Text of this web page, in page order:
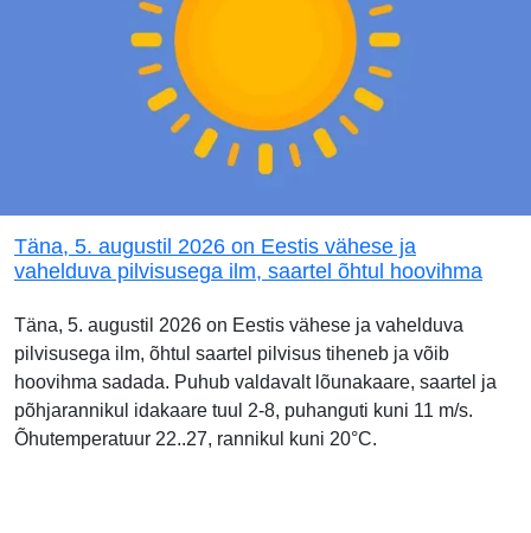
Täna, 5. augustil 2026 on Eestis vähese ja
vahelduva pilvisusega ilm, saartel õhtul hoovihma
Täna, 5. augustil 2026 on Eestis vähese ja vahelduva
pilvisusega ilm, õhtul saartel pilvisus tiheneb ja võib
hoovihma sadada. Puhub valdavalt lõunakaare, saartel ja
põhjarannikul idakaare tuul 2-8, puhanguti kuni 11 m/s.
Õhutemperatuur 22..27, rannikul kuni 20°C.